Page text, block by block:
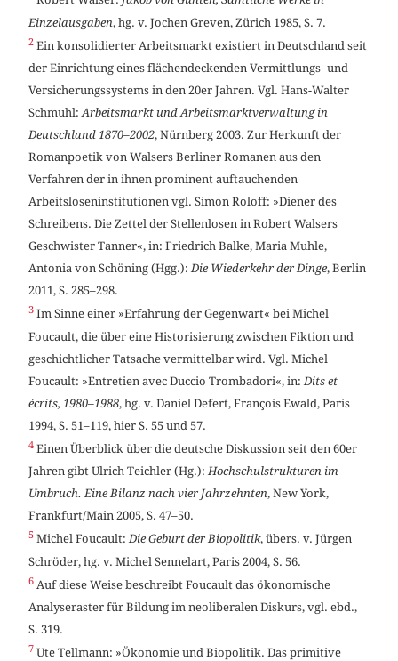
Einzelausgaben, hg. v. Jochen Greven, Zürich 1985, S. 7.
2 Ein konsolidierter Arbeitsmarkt existiert in Deutschland seit
der Einrichtung eines flächendeckenden Vermittlungs- und
Versicherungssystems in den 20er Jahren. Vgl. Hans-Walter
Schmuhl:Arbeitsmarkt und Arbeitsmarktverwaltung in
Deutschland 1870–2002, Nürnberg 2003. Zur Herkunft der
Romanpoetik von Walsers Berliner Romanen aus den
Verfahren der in ihnen prominent auftauchenden
Arbeitsloseninstitutionen vgl. Simon Roloff: »Diener des
Schreibens. Die Zettel der Stellenlosen in Robert Walsers
Geschwister Tanner«, in: Friedrich Balke, Maria Muhle,
Antonia von Schöning (Hgg.):Die Wiederkehr der Dinge, Berlin
2011, S. 285–298.
3 Im Sinne einer »Erfahrung der Gegenwart« bei Michel
Foucault, die über eine Historisierung zwischen Fiktion und
geschichtlicher Tatsache vermittelbar wird. Vgl. Michel
Foucault: »Entretien avec Duccio Trombadori«, in: Dits et
écrits, 1980–1988, hg. v. Daniel Defert, François Ewald, Paris
1994, S. 51–119, hier S. 55 und 57.
4 Einen Überblick über die deutsche Diskussion seit den 60er
Jahren gibt Ulrich Teichler (Hg.):Hochschulstrukturen im
Umbruch. Eine Bilanz nach vier Jahrzehnten, New York,
Frankfurt/Main 2005, S. 47–50.
5 Michel Foucault:Die Geburt der Biopolitik, übers. v. Jürgen
Schröder, hg. v. Michel Sennelart, Paris 2004, S. 56.
6 Auf diese Weise beschreibt Foucault das ökonomische
Analyseraster für Bildung im neoliberalen Diskurs, vgl. ebd.,
S. 319.
7 Ute Tellmann: »Ökonomie und Biopolitik. Das primitive